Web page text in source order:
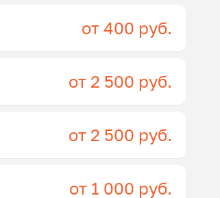
от 400 руб.
от 2 500 руб.
от 2 500 руб.
от 1 000 руб.